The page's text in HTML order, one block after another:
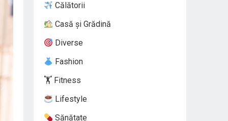
Călătorii
Casă și Grădină
Diverse
Fashion
🏋️ Fitness
Lifestyle
Sănătate